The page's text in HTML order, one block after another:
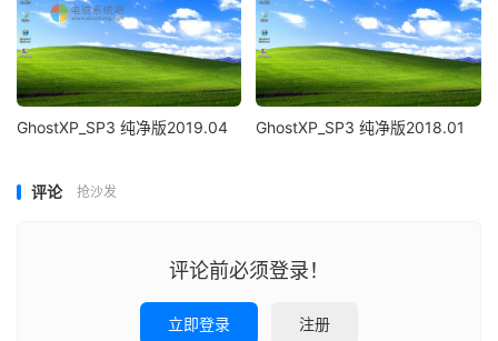
GhostXP_SP3 纯净版2019.04 GhostXP_SP3 纯净版2018.01
评论 抢沙发
评论前必须登录！
立即登录 注册